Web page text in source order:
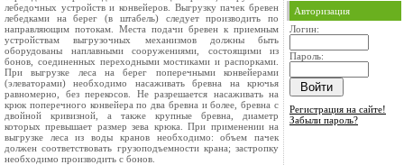
лебедочных устройств и конвейеров. Выгрузку пачек бревен
лебедками на берег (в штабель) следует производить по
направляющим потокам. Места подачи бревен к приемным
устройствам выгрузочных механизмов должны быть
оборудованы наплавными сооружениями, состоящими из
бонов, соединенных переходными мостиками и распорками.
При выгрузке леса на берег поперечными конвейерами
(элеваторами) необходимо насаживать бревна на крючья
равномерно, без перекосов. Не разрешается насаживать на
крюк поперечного конвейера по два бревна и более, бревна с
двойной кривизной, а также крупные бревна, диаметр
которых превышает размер зева крюка. При применении на
выгрузке леса из воды кранов необходимо: объем пачек
должен соответствовать грузоподъемности крана; застропку
необходимо производить с бонов.
Авторизация
Логин:
Пароль:
Регистрация на сайте!
Забыли пароль?